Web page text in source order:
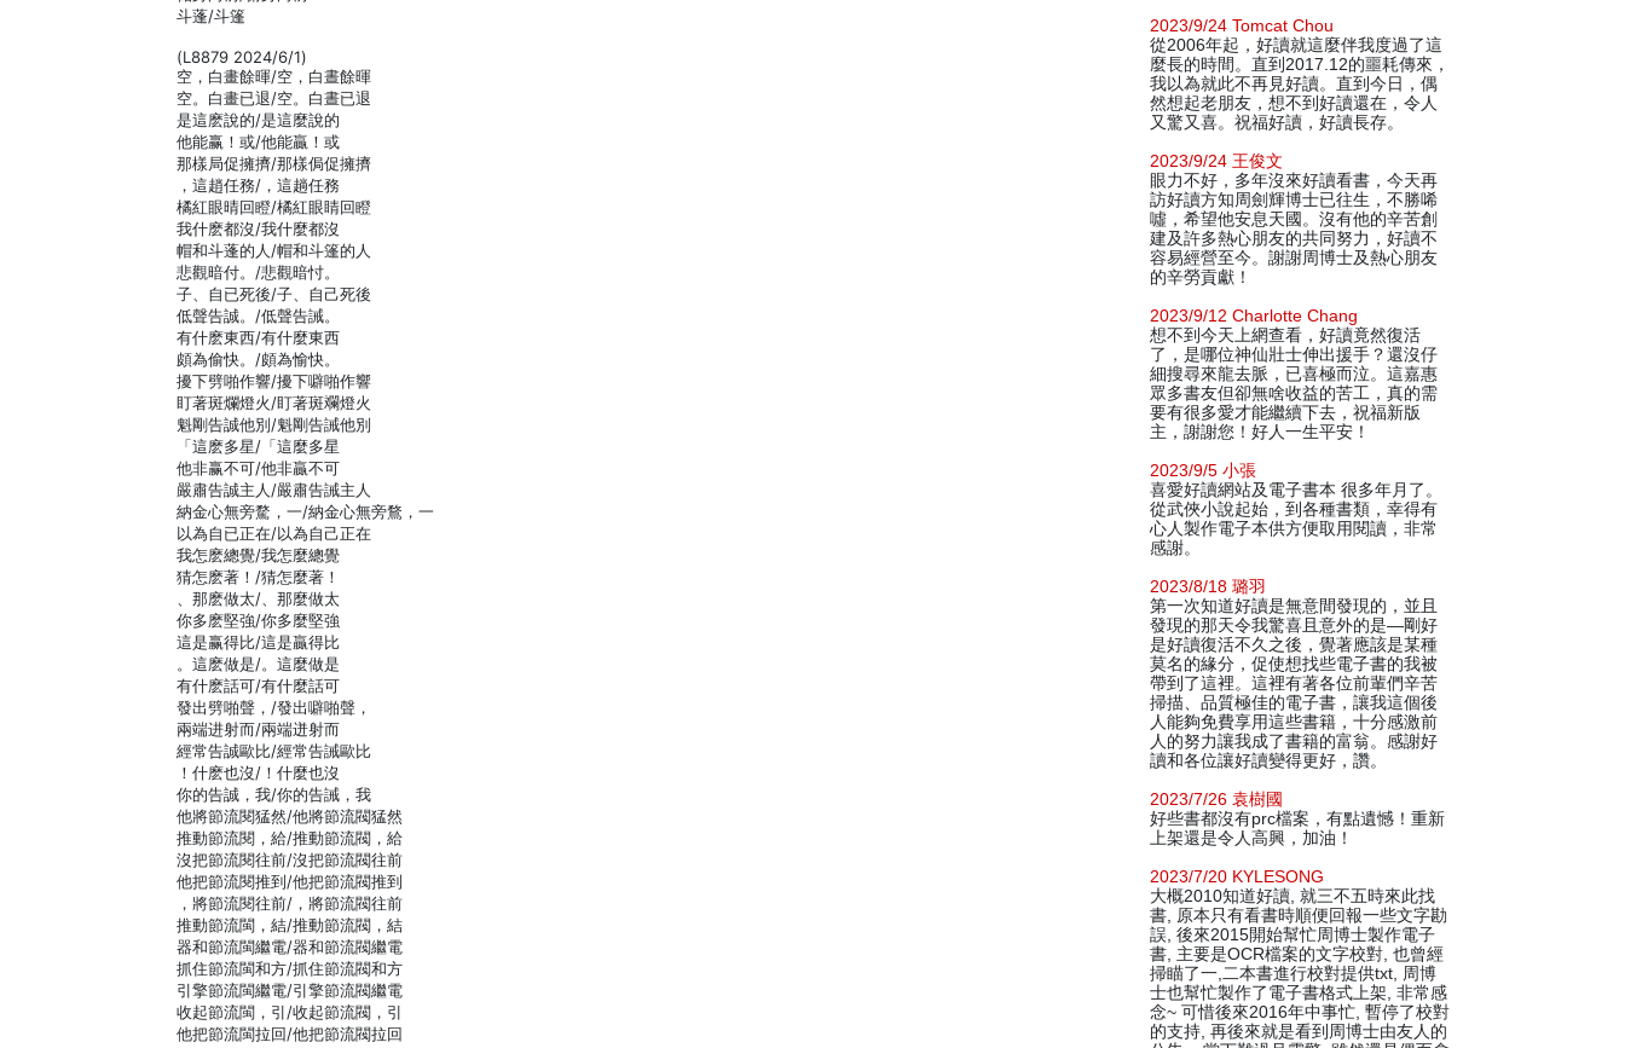
斗蓬/斗篷
(L8879 2024/6/1)
空，白畫餘暉/空，白晝餘暉
空。白畫已退/空。白晝已退
是這麽說的/是這麼說的
他能赢！或/他能贏！或
那樣局促擁擠/那樣侷促擁擠
，這趙任務/，這趟任務
橘紅眼晴回瞪/橘紅眼睛回瞪
我什麽都沒/我什麼都沒
帽和斗蓬的人/帽和斗篷的人
悲觀暗付。/悲觀暗忖。
子、自已死後/子、自己死後
低聲告誠。/低聲告誡。
有什麽東西/有什麼東西
頗為偷快。/頗為愉快。
擾下劈啪作響/擾下噼啪作響
盯著斑爛燈火/盯著斑斕燈火
魁剛告誠他別/魁剛告誡他別
「這麽多星/「這麼多星
他非赢不可/他非贏不可
嚴肅告誠主人/嚴肅告誡主人
納金心無旁騖，一/納金心無旁鶩，一
以為自已正在/以為自己正在
我怎麽總覺/我怎麼總覺
猜怎麽著！/猜怎麼著！
、那麽做太/、那麼做太
你多麽堅強/你多麼堅強
這是赢得比/這是贏得比
。這麽做是/。這麼做是
有什麽話可/有什麼話可
發出劈啪聲，/發出噼啪聲，
兩端进射而/兩端迸射而
經常告誠歐比/經常告誡歐比
！什麽也沒/！什麼也沒
你的告誠，我/你的告誡，我
他將節流閱猛然/他將節流閥猛然
推動節流閱，給/推動節流閥，給
沒把節流閱往前/沒把節流閥往前
他把節流閱推到/他把節流閥推到
，將節流閱往前/，將節流閥往前
推動節流閩，結/推動節流閥，結
器和節流閩繼電/器和節流閥繼電
抓住節流閩和方/抓住節流閥和方
引擎節流閩繼電/引擎節流閥繼電
收起節流閩，引/收起節流閥，引
他把節流閩拉回/他把節流閥拉回
2023/9/24 Tomcat Chou
從2006年起，好讀就這麼伴我度過了這
麼長的時間。直到2017.12的噩耗傳來，
我以為就此不再見好讀。直到今日，偶
然想起老朋友，想不到好讀還在，令人
又驚又喜。祝福好讀，好讀長存。
2023/9/24 王俊文
眼力不好，多年沒來好讀看書，今天再
訪好讀方知周劍輝博士已往生，不勝唏
噓，希望他安息天國。沒有他的辛苦創
建及許多熱心朋友的共同努力，好讀不
容易經營至今。謝謝周博士及熱心朋友
的辛勞貢獻！
2023/9/12 Charlotte Chang
想不到今天上網查看，好讀竟然復活
了，是哪位神仙壯士伸出援手？還沒仔
細搜尋來龍去脈，已喜極而泣。這嘉惠
眾多書友但卻無啥收益的苦工，真的需
要有很多愛才能繼續下去，祝福新版
主，謝謝您！好人一生平安！
2023/9/5 小張
喜愛好讀網站及電子書本 很多年月了。
從武俠小說起始，到各種書類，幸得有
心人製作電子本供方便取用閱讀，非常
感謝。
2023/8/18 璐羽
第一次知道好讀是無意間發現的，並且
發現的那天令我驚喜且意外的是—剛好
是好讀復活不久之後，覺著應該是某種
莫名的緣分，促使想找些電子書的我被
帶到了這裡。這裡有著各位前輩們辛苦
掃描、品質極佳的電子書，讓我這個後
人能夠免費享用這些書籍，十分感激前
人的努力讓我成了書籍的富翁。感謝好
讀和各位讓好讀變得更好，讚。
2023/7/26 袁樹國
好些書都沒有prc檔案，有點遺憾！重新
上架還是令人高興，加油！
2023/7/20 KYLESONG
大概2010知道好讀, 就三不五時來此找
書, 原本只有看書時順便回報一些文字勘
誤, 後來2015開始幫忙周博士製作電子
書, 主要是OCR檔案的文字校對, 也曾經
掃瞄了一,二本書進行校對提供txt, 周博
士也幫忙製作了電子書格式上架, 非常感
念~ 可惜後來2016年中事忙, 暫停了校對
的支持, 再後來就是看到周博士由友人的